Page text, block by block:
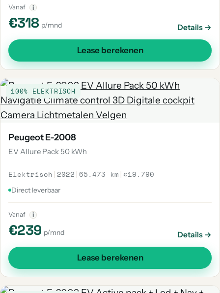
Vanaf i
€318 p/mnd Details →
Lease berekenen
100% ELEKTRISCH
Peugeot E-2008
EV Allure Pack 50 kWh
Elektrisch | 2022 | 65.473 km |€19.790
Direct leverbaar
Vanaf i
€239 p/mnd Details →
Lease berekenen